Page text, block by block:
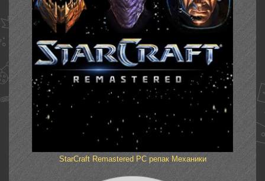
StarCraft Remastered PC репак Механики